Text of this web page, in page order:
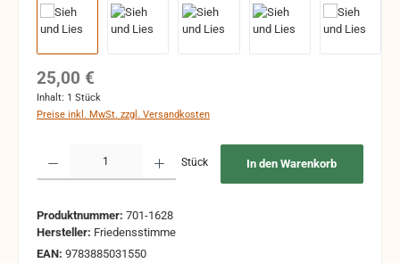
Regulärer Preis:
25,00 €
Inhalt: 1 Stück
Preise inkl. MwSt. zzgl. Versandkosten
Stück In den Warenkorb
Produktnummer: 701-1628
Hersteller: Friedensstimme
EAN: 9783885031550